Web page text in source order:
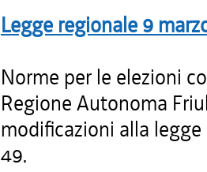
Legge regionale 9
Norme per le elezioni
Regione Autonoma
modificazioni alla
49.